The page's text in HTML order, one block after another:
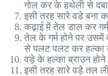
गोल कर के हथेली से
इसी तरह सारे वडे बना
कढ़ाई में तेल डाल कर
तेल के गर्म होने पर
से पलट पलट कर हल्का
वड़े के हल्का ब्राउन
इसी तरह सारे वड़े तल